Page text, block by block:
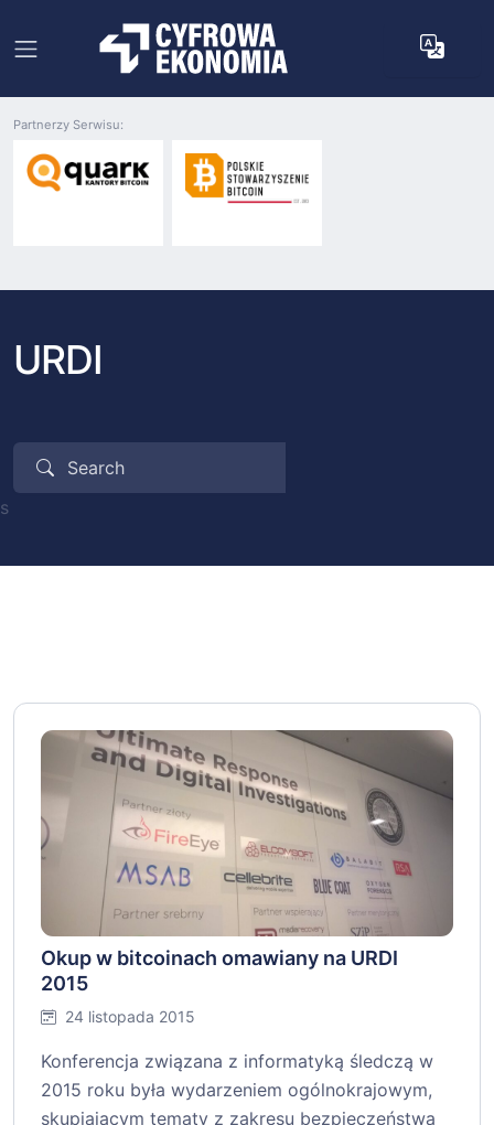
Partnerzy Serwisu:
URDI
s
Okup w bitcoinach omawiany na URDI
2015
24 listopada 2015
Konferencja związana z informatyką śledczą w
2015 roku była wydarzeniem ogólnokrajowym,
skupiającym tematy z zakresu bezpieczeństwa